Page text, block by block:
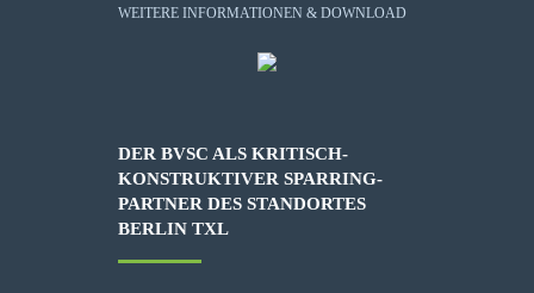
WEITERE INFORMATIONEN & DOWNLOAD
DER BVSC ALS KRITISCH-
KONSTRUKTIVER SPARRING-
PARTNER DES STANDORTES
BERLIN TXL